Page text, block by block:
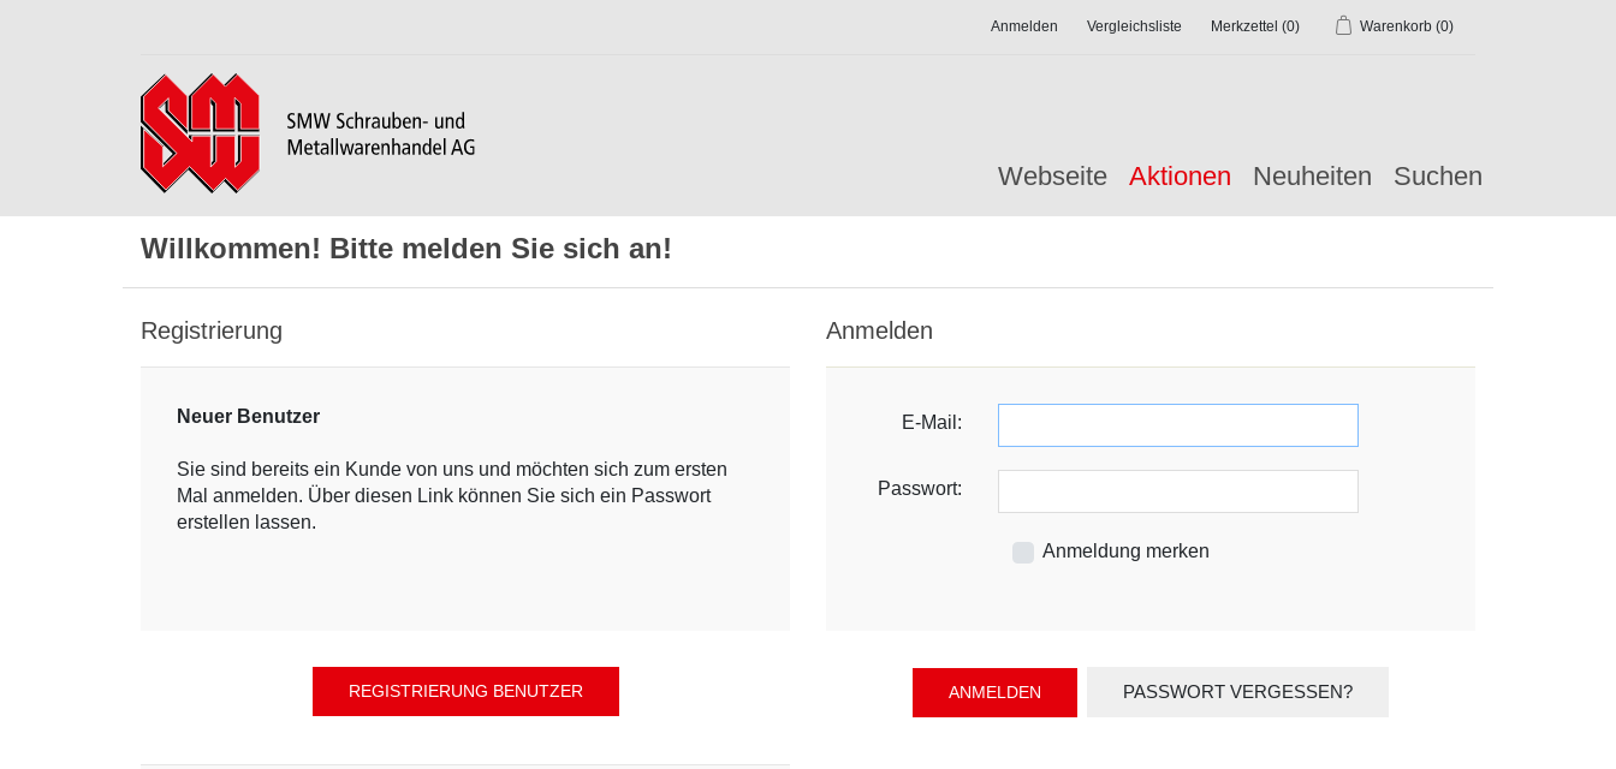
Anmelden Vergleichsliste Merkzettel (0) Warenkorb (0)
Webseite Aktionen Neuheiten Suchen
Willkommen! Bitte melden Sie sich an!
Registrierung
Neuer Benutzer
Sie sind bereits ein Kunde von uns und möchten sich zum ersten
Mal anmelden. Über diesen Link können Sie sich ein Passwort
erstellen lassen.
Anmelden
E-Mail:
Passwort:
Anmeldung merken
PASSWORT VERGESSEN?